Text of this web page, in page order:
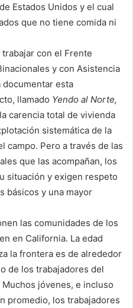
Estados Unidos y el cual
que no tiene comida ni
con el Frente
y con Asistencia
documentar esta
llamado Yendo al Norte,
carencia total de vivienda
sistemática de la
campo. Pero a través de las
que las acompañan, los
situación y exigen respeto
básicos y una mayor
las comunidades de los
en California. La edad
la frontera es de alrededor
de los trabajadores del
jóvenes, e incluso
promedio, los trabajadores